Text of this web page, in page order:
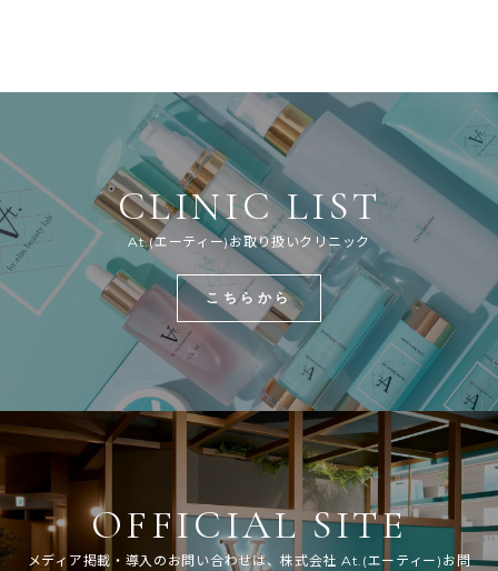
CLINIC LIST
At.(エーティー)お取り扱いクリニック
こちらから
OFFICIAL SITE
メディア掲載・導入のお問い合わせは、株式会社 At.(エーティー)お問